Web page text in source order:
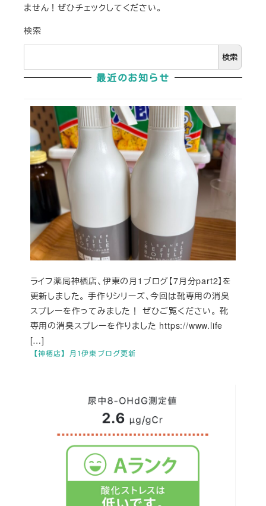
ません！ぜひチェックしてください。
検索
検索
最近のお知らせ
【神栖店】月1伊東ブログ更新
ライフ薬局神栖店、伊東の月1ブログ【7月分part2】を
更新しました。 手作りシリーズ、今回は靴専用の消臭
スプレーを作ってみました！ ぜひご覧ください。 靴
専用の消臭スプレーを作りました https://www.life
[…]